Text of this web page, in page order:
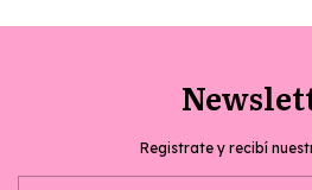
Registrate y recibí